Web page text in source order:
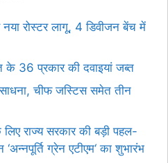
नया रोस्टर लागू, 4 डिवीजन बेंच में
के 36 प्रकार की दवाइयां जब्त
चीफ जस्टिस समेत तीन
लिए राज्य सरकार की बड़ी पहल-
ग्रेन एटीएम‘ का शुभारंभ